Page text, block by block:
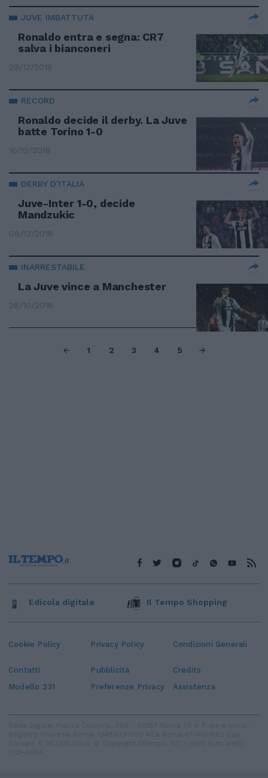
JUVE IMBATTUTA
Ronaldo entra e segna: CR7
salva i bianconeri
29/12/2018
RECORD
Ronaldo decide il derby. La Juve
batte Torino 1-0
16/12/2018
DERBY D’ITALIA
Juve-Inter 1-0, decide
Mandzukic
08/12/2018
INARRESTABILE
La Juve vince a Manchester
28/10/2018
1 2 3 4 5
Cookie Policy Privacy Policy Condizioni Generali
Contatti Pubblicità
Credits
Modello 231
Preferenze Privacy Assistenza
Edicola digitale Il Tempo Shopping